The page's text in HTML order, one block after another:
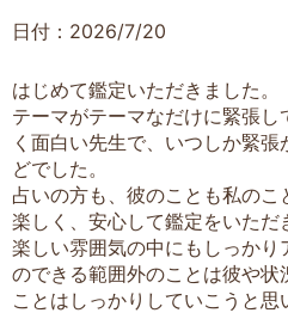
日付：2026/7/20
はじめて鑑定いただきました。
テーマがテーマなだけに緊張
く面白い先生で、いつしか緊
どでした。
占いの方も、彼のことも私のこ
楽しく、安心して鑑定をいただ
楽しい雰囲気の中にもしっか
のできる範囲外のことは彼や状
ことはしっかりしていこうと思